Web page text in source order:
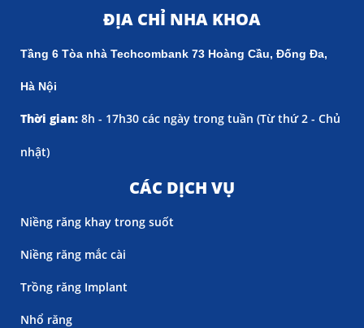
ĐỊA CHỈ NHA KHOA
Tầng 6 Tòa nhà Techcombank 73 Hoàng Cầu, Đống Đa,
Hà Nội
Thời gian: 8h - 17h30 các ngày trong tuần (Từ thứ 2 - Chủ
nhật)
CÁC DỊCH VỤ
Niềng răng khay trong suốt
Niềng răng mắc cài
Trồng răng Implant
Nhổ răng